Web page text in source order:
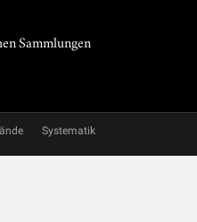
Sammlungen
Systematik